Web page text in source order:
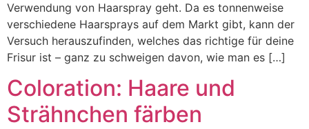
Verwendung von Haarspray geht. Da es tonnenweise
verschiedene Haarsprays auf dem Markt gibt, kann der
Versuch herauszufinden, welches das richtige für deine
Frisur ist – ganz zu schweigen davon, wie man es […]
Coloration: Haare und
Strähnchen färben